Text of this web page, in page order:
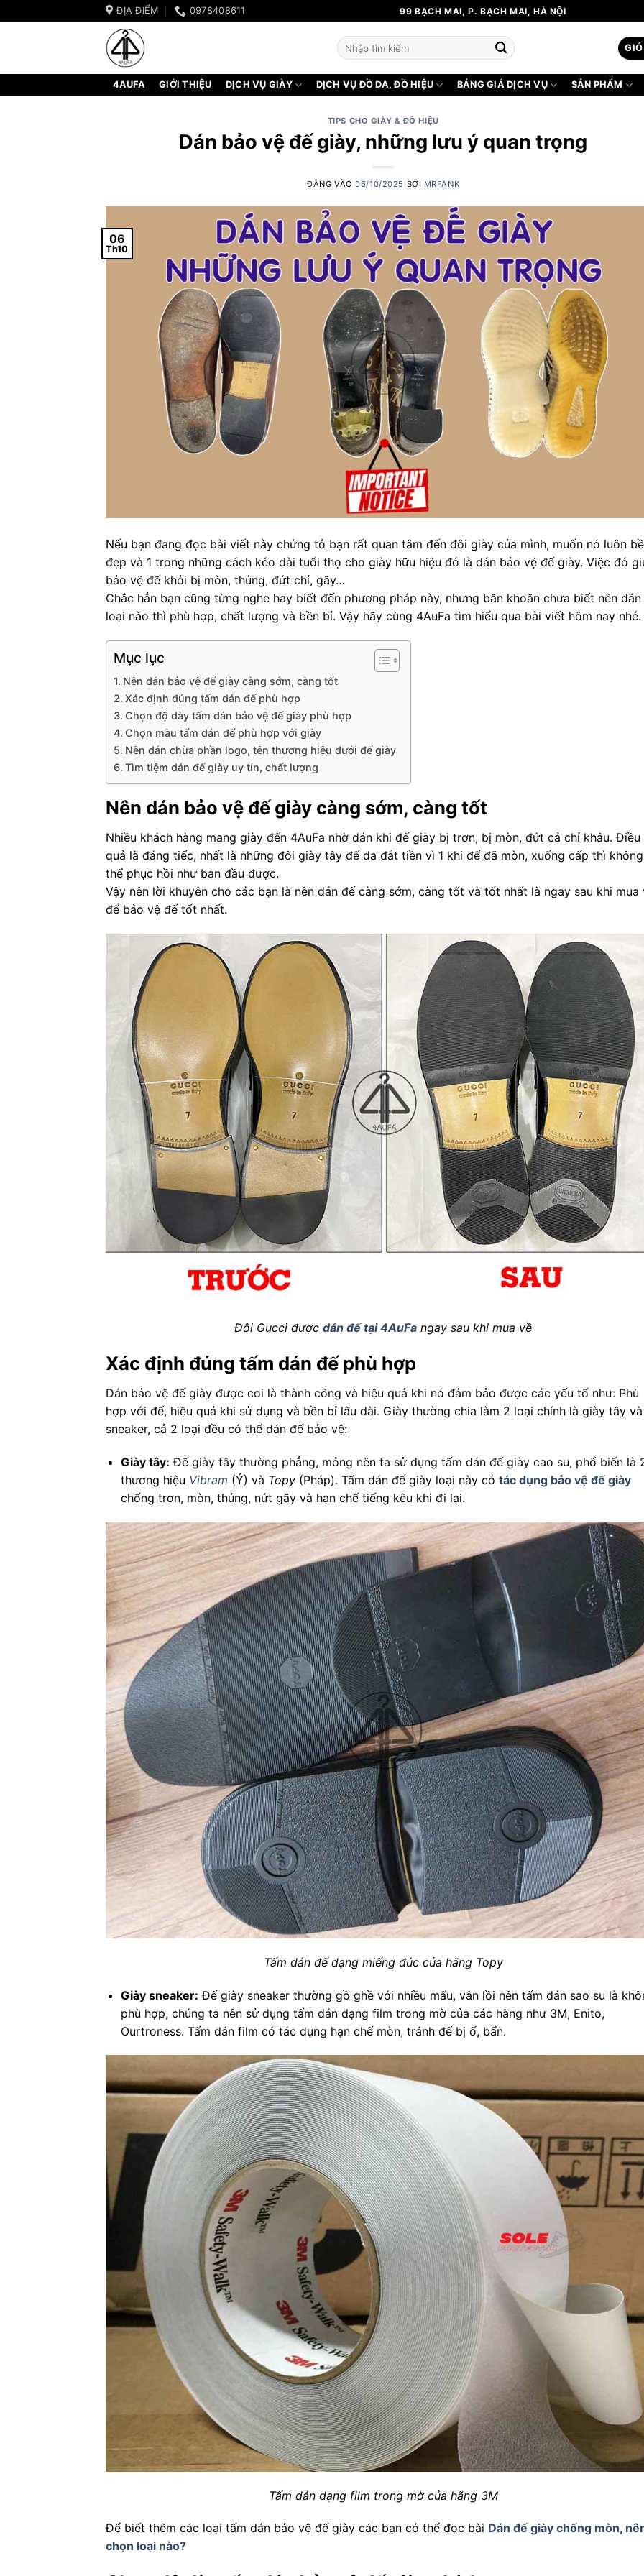
qua
ĐỊA ĐIỂM 0978408611 99 BẠCH MAI, P. BẠCH MAI, HÀ NỘI
Tìm
kiếm:
4AUFA GIỚI THIỆU DỊCH VỤ GIÀY DỊCH VỤ ĐỒ DA, ĐỒ HIỆU BẢNG GIÁ DỊCH VỤ SẢN PHẨM
TIPS CHO GIÀY & ĐỒ HIỆU
Dán bảo vệ đế giày, những lưu ý quan trọng
ĐĂNG VÀO06/10/2025 BỞI MRFANK
06
Th10
Nếu bạn đang đọc bài viết này chứng tỏ bạn rất quan tâm đến đôi giày của mình, muốn nó luôn
đẹp và 1 trong những cách kéo dài tuổi thọ cho giày hữu hiệu đó là dán bảo vệ đế giày. Việc đó
bảo vệ đế khỏi bị mòn, thủng, đứt chỉ, gãy…
Chắc hẳn bạn cũng từng nghe hay biết đến phương pháp này, nhưng băn khoăn chưa biết nên dán
loại nào thì phù hợp, chất lượng và bền bỉ. Vậy hãy cùng 4AuFa tìm hiểu qua bài viết hôm nay nhé.
Mục lục
Nên dán bảo vệ đế giày càng sớm, càng tốt
Xác định đúng tấm dán đế phù hợp
Chọn độ dày tấm dán bảo vệ đế giày phù hợp
Chọn màu tấm dán đế phù hợp với giày
Nên dán chừa phần logo, tên thương hiệu dưới đế giày
Tìm tiệm dán đế giày uy tín, chất lượng
Nên dán bảo vệ đế giày càng sớm, càng tốt
Nhiều khách hàng mang giày đến 4AuFa nhờ dán khi đế giày bị trơn, bị mòn, đứt cả chỉ khâu. Điều
quả là đáng tiếc, nhất là những đôi giày tây đế da đắt tiền vì 1 khi đế đã mòn, xuống cấp thì không
thể phục hồi như ban đầu được.
Vậy nên lời khuyên cho các bạn là nên dán đế càng sớm, càng tốt và tốt nhất là ngay sau khi mua
để bảo vệ đế tốt nhất.
Đôi Gucci đượcdán đế tại 4AuFa ngay sau khi mua về
Xác định đúng tấm dán đế phù hợp
Dán bảo vệ đế giày được coi là thành công và hiệu quả khi nó đảm bảo được các yếu tố như: Phù
hợp với đế, hiệu quả khi sử dụng và bền bỉ lâu dài. Giày thường chia làm 2 loại chính là giày tây và
sneaker, cả 2 loại đều có thể dán đế bảo vệ:
Giày tây: Đế giày tây thường phẳng, mỏng nên ta sử dụng tấm dán đế giày cao su, phổ biến là
thương hiệu Vibram (Ý) và Topy(Pháp). Tấm dán đế giày loại này có tác dụng bảo vệ đế giày
chống trơn, mòn, thủng, nứt gãy và hạn chế tiếng kêu khi đi lại.
Tấm dán đế dạng miếng đúc của hãng Topy
Giày sneaker: Đế giày sneaker thường gồ ghề với nhiều mấu, vân lồi nên tấm dán sao su là
phù hợp, chúng ta nên sử dụng tấm dán dạng film trong mờ của các hãng như 3M, Enito,
Ourtroness. Tấm dán film có tác dụng hạn chế mòn, tránh đế bị ố, bẩn.
Tấm dán dạng film trong mờ của hãng 3M
Để biết thêm các loại tấm dán bảo vệ đế giày các bạn có thể đọc bài Dán đế giày chống mòn,
chọn loại nào?